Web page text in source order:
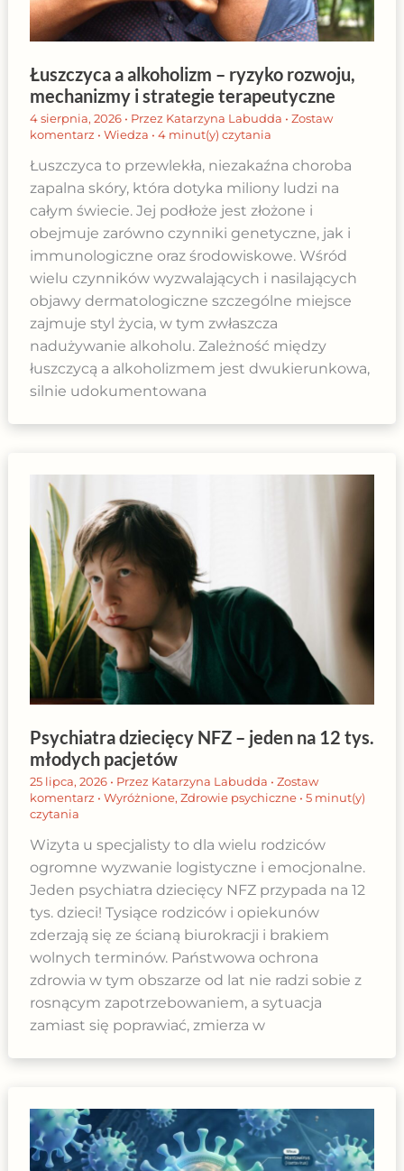
Łuszczyca a alkoholizm – ryzyko rozwoju,
mechanizmy i strategie terapeutyczne
4 sierpnia, 2026 • Przez Katarzyna Labudda • Zostaw
komentarz • Wiedza • 4 minut(y) czytania
Łuszczyca to przewlekła, niezakaźna choroba
zapalna skóry, która dotyka miliony ludzi na
całym świecie. Jej podłoże jest złożone i
obejmuje zarówno czynniki genetyczne, jak i
immunologiczne oraz środowiskowe. Wśród
wielu czynników wyzwalających i nasilających
objawy dermatologiczne szczególne miejsce
zajmuje styl życia, w tym zwłaszcza
nadużywanie alkoholu. Zależność między
łuszczycą a alkoholizmem jest dwukierunkowa,
silnie udokumentowana
Psychiatra dziecięcy NFZ – jeden na 12 tys.
młodych pacjetów
25 lipca, 2026 • Przez Katarzyna Labudda • Zostaw
komentarz • Wyróżnione, Zdrowie psychiczne• 5 minut(y)
czytania
Wizyta u specjalisty to dla wielu rodziców
ogromne wyzwanie logistyczne i emocjonalne.
Jeden psychiatra dziecięcy NFZ przypada na 12
tys. dzieci! Tysiące rodziców i opiekunów
zderzają się ze ścianą biurokracji i brakiem
wolnych terminów. Państwowa ochrona
zdrowia w tym obszarze od lat nie radzi sobie z
rosnącym zapotrzebowaniem, a sytuacja
zamiast się poprawiać, zmierza w